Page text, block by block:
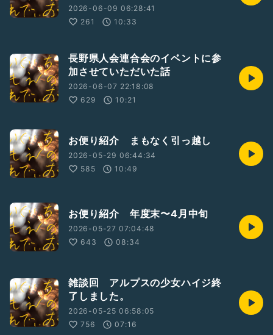
2026-06-09 06:28:41
261
10:33
長野県人会連合会のイベントに参
加させていただいた話
2026-06-07 22:18:08
629
10:21
お便り紹介 まもなく引っ越し
2026-05-29 06:44:34
585
10:49
お便り紹介 年度末〜4月中旬
2026-05-27 07:04:48
643
08:34
雑談回 アルプスの少女ハイジ終
了しました。
2026-05-25 06:58:05
756
07:16